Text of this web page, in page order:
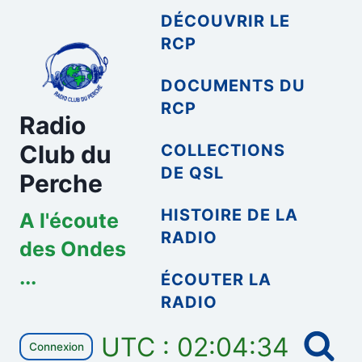
contenu
Radio
Club du
Perche
A l'écoute
des Ondes
...
DÉCOUVRIR LE
RCP
DOCUMENTS DU
RCP
COLLECTIONS
DE QSL
HISTOIRE DE LA
RADIO
ÉCOUTER LA
RADIO
Connexion UTC : 02:04:34